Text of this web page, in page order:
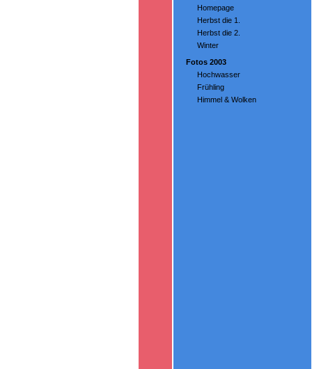
Homepage
Herbst die 1.
Herbst die 2.
Winter
Fotos 2003
Hochwasser
Frühling
Himmel & Wolken